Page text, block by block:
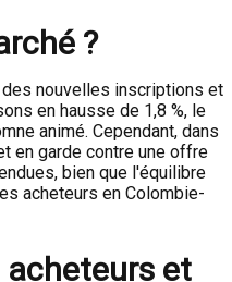
?
des nouvelles inscriptions et
en hausse de 1,8 %, le
animé. Cependant, dans
en garde contre une offre
bien que l'équilibre
acheteurs en Colombie-
acheteurs et